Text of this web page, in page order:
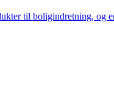
til boligindretning, og